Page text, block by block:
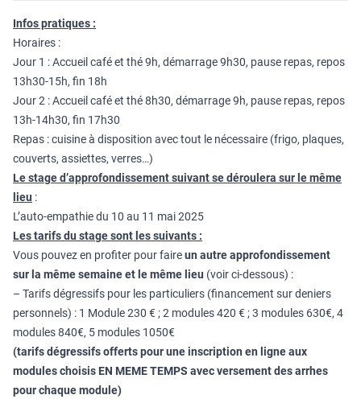
Infos pratiques :
Horaires :
Jour 1 : Accueil café et thé 9h, démarrage 9h30, pause repas, repos
13h30-15h, fin 18h
Jour 2 : Accueil café et thé 8h30, démarrage 9h, pause repas, repos
13h-14h30, fin 17h30
Repas : cuisine à disposition avec tout le nécessaire (frigo, plaques,
couverts, assiettes, verres…)
Le stage d’approfondissement suivant se déroulera sur le même
lieu :
L’auto-empathie du 10 au 11 mai 2025
Les tarifs du stage sont les suivants :
Vous pouvez en profiter pour faireun autre approfondissement
sur la même semaine et le même lieu (voir ci-dessous) :
– Tarifs dégressifs pour les particuliers (financement sur deniers
personnels) : 1 Module 230 € ; 2 modules 420 € ; 3 modules 630€, 4
modules 840€, 5 modules 1050€
(tarifs dégressifs offerts pour une inscription en ligne aux
modules choisis EN MEME TEMPS avec versement des arrhes
pour chaque module)